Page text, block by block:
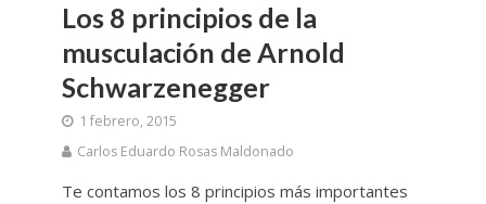
Los 8 principios de la
musculación de Arnold
Schwarzenegger
1 febrero, 2015
Carlos Eduardo Rosas Maldonado
Te contamos los 8 principios más importantes